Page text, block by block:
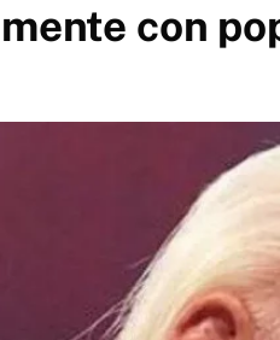
con